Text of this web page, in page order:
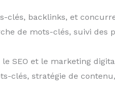
clés, backlinks, et
de mots-clés, suivi des
SEO et le marketing
clés, stratégie de